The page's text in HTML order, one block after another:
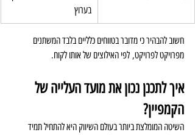
בערוץ
חשוב להבהיר כי מדובר בטווחים כלליים בלבד המשתנים
מפרויקט לפרויקט, לפי האילוצים של אותו לקוח.
איך לתכנן נכון את מועד העלייה של
הקמפיין?
השיטה המומלצת ביותר בעולם השיווק היא להתחיל תמיד